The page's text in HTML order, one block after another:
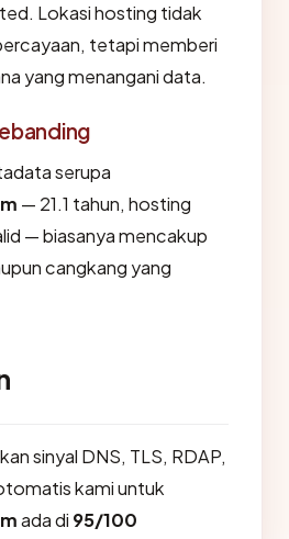
Lokasi hosting tidak
tetapi memberi
yang menangani data.
serupa
— 21.1 tahun, hosting
— biasanya mencakup
cangkang yang
sinyal DNS, TLS, RDAP,
kami untuk
ada di 95/100